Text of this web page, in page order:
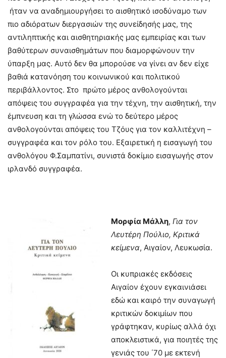
ήταν να αναδημιουργήσει το αισθητικό ισοδύναμο των
πιο αδιόρατων διεργασιών της συνείδησής μας, της
αντιληπτικής και αισθητηριακής μας εμπειρίας και των
βαθύτερων συναισθημάτων που διαμορφώνουν την
ύπαρξη μας. Αυτό δεν θα μπορούσε να γίνει αν δεν είχε
βαθιά κατανόηση του κοινωνικού και πολιτικού
περιβάλλοντος. Στο πρώτο μέρος ανθολογούνται
απόψεις του συγγραφέα για την τέχνη, την αισθητική, την
έμπνευση και τη γλώσσα ενώ το δεύτερο μέρος
ανθολογούνται απόψεις του Τζόυς για τον καλλιτέχνη –
συγγραφέα και τον ρόλο του. Εξαιρετική η εισαγωγή του
ανθολόγου Φ.Σαμπατίνι, συνιστά δοκίμιο εισαγωγής στον
ιρλανδό συγγραφέα.
Μορφία Μάλλη, Για τον
Λευτέρη Πούλιο, Κριτικά
κείμενα, Αιγαίον, Λευκωσία.
Οι κυπριακές εκδόσεις
Αιγαίον έχουν εγκαινιάσει
εδώ και καιρό την συναγωγή
κριτικών δοκιμίων που
γράφτηκαν, κυρίως αλλά όχι
αποκλειστικά, για ποιητές της
γενιάς του ΄70 με εκτενή